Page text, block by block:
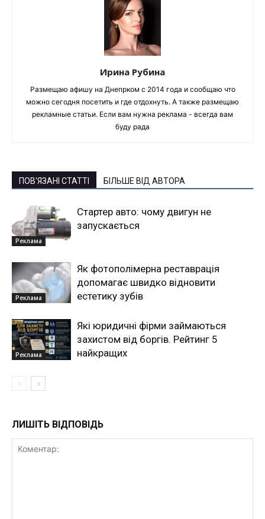
Ирина Рубина
Размещаю афишу на Днепрком с 2014 года и сообщаю что
можно сегодня посетить и где отдохнуть. А также размещаю
рекламные статьи. Если вам нужна реклама - всегда вам
буду рада
ПОВ'ЯЗАНІ СТАТТІ БІЛЬШЕ ВІД АВТОРА
Реклама
Стартер авто: чому двигун не
запускається
Реклама
Як фотополімерна реставрація
допомагає швидко відновити
естетику зубів
Реклама
Які юридичні фірми займаються
захистом від боргів. Рейтинг 5
найкращих
ЛИШІТЬ ВІДПОВІДЬ